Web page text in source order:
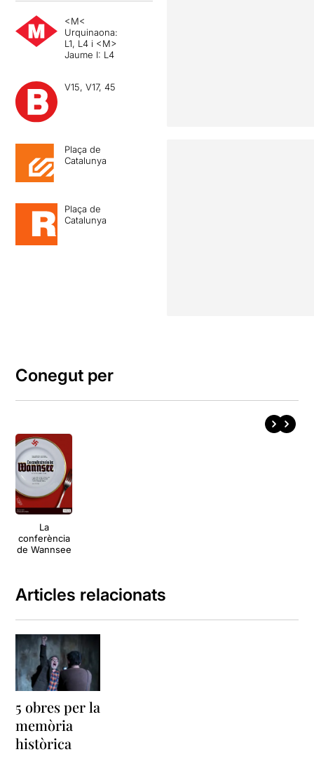
<M<
Urquinaona:
L1, L4 i <M>
Jaume I: L4
V15, V17, 45
Plaça de
Catalunya
Plaça de
Catalunya
Conegut per
La
conferència
de Wannsee
Articles relacionats
5 obres per la
memòria
històrica